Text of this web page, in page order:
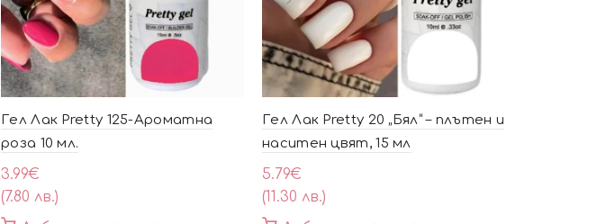
Гел Лак Pretty 125-Ароматна
роза 10 мл.
3.99€
(7.80 лв.)
Гел Лак Pretty 20 „Бял“ – плътен и
наситен цвят, 15 мл
5.79€
(11.30 лв.)